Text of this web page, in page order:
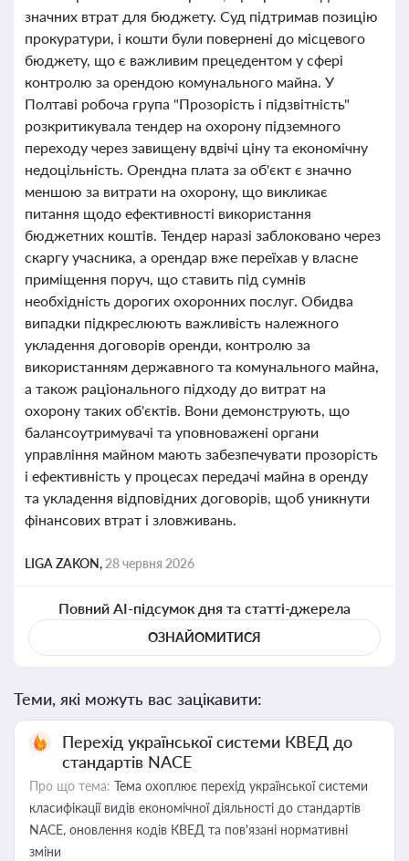
значних втрат для бюджету. Суд підтримав позицію
прокуратури, і кошти були повернені до місцевого
бюджету, що є важливим прецедентом у сфері
контролю за орендою комунального майна. У
Полтаві робоча група "Прозорість і підзвітність"
розкритикувала тендер на охорону підземного
переходу через завищену вдвічі ціну та економічну
недоцільність. Орендна плата за об'єкт є значно
меншою за витрати на охорону, що викликає
питання щодо ефективності використання
бюджетних коштів. Тендер наразі заблоковано через
скаргу учасника, а орендар вже переїхав у власне
приміщення поруч, що ставить під сумнів
необхідність дорогих охоронних послуг. Обидва
випадки підкреслюють важливість належного
укладення договорів оренди, контролю за
використанням державного та комунального майна,
а також раціонального підходу до витрат на
охорону таких об'єктів. Вони демонструють, що
балансоутримувачі та уповноважені органи
управління майном мають забезпечувати прозорість
і ефективність у процесах передачі майна в оренду
та укладення відповідних договорів, щоб уникнути
фінансових втрат і зловживань.
LIGA ZAKON, 28 червня 2026
Повний AI-підсумок дня та статті-джерела
ОЗНАЙОМИТИСЯ
Теми, які можуть вас зацікавити:
Перехід української системи КВЕД до
стандартів NACE
Про що тема: Тема охоплює перехід української системи
класифікації видів економічної діяльності до стандартів
NACE, оновлення кодів КВЕД та пов'язані нормативні
зміни